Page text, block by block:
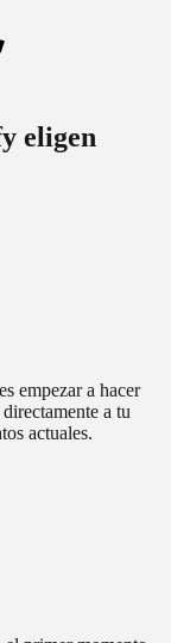
eligen
empezar a hacer
a tu
actuales.